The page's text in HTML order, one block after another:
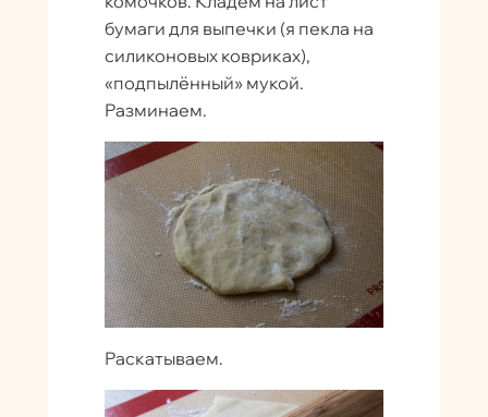
бумаги для выпечки (я пекла на
силиконовых ковриках),
«подпылённый» мукой.
Разминаем.
Раскатываем.